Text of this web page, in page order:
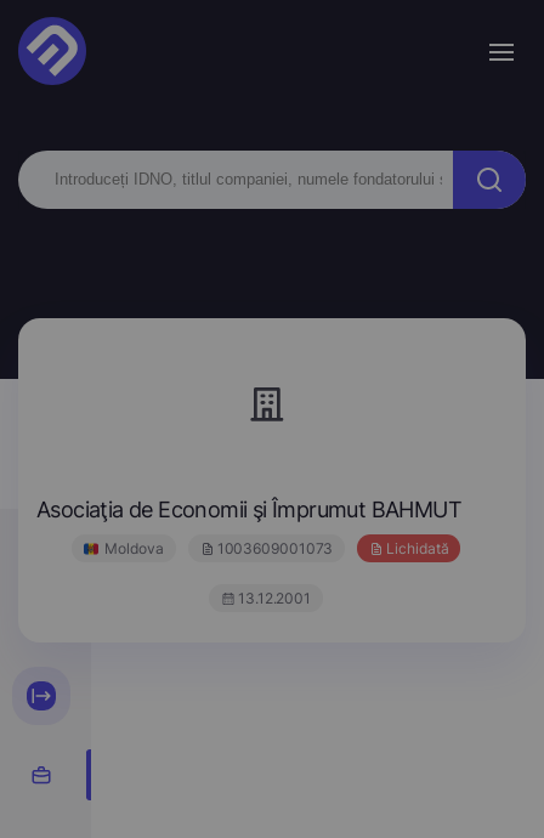
Asociaţia de Economii şi Împrumut BAHMUT
Moldova 1003609001073 Lichidată
13.12.2001